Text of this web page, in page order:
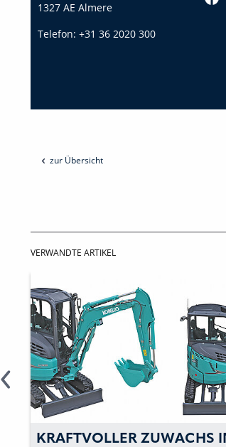
1327 AE Almere
Telefon: +31 36 2020 300
zur Übersicht
VERWANDTE ARTIKEL
KRAFTVOLLER ZUWACHS